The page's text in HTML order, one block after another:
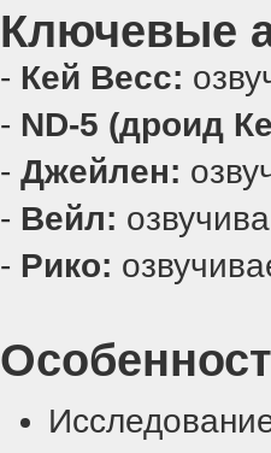
Ключевые
- Кей Весс:
- ND-5 (дроид
-Джейлен:
- Вейл:
- Рико: